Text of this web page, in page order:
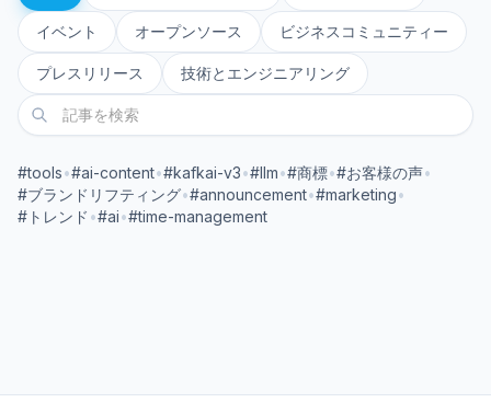
イベント オープンソース ビジネスコミュニティー
プレスリリース 技術とエンジニアリング
#tools•#ai-content•#kafkai-v3•#llm•#商標•#お客様の声•
#ブランドリフティング•#announcement•#marketing•
#トレンド •#ai•#time-management